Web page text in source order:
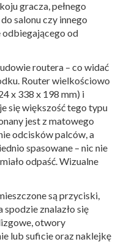
gracza, pełnego
salonu czy innego
odbiegającego od
routera – co widać
Router wielkościowo
x 338 x 198 mm) i
się większość tego typu
jest z matowego
odcisków palców, a
spasowane – nic nie
odpaść. Wizualne
są przyciski,
znalazło się
otwory
lub suficie oraz naklejkę